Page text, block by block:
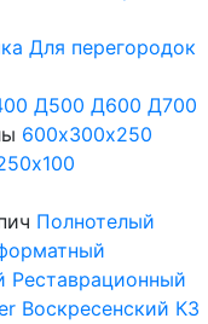
Для перегородок
Д500 Д600 Д700
600х300х250
Полнотелый
Реставрационный
Воскресенский КЗ